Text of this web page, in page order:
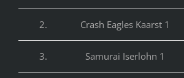
2. Crash Eagles Kaarst 1
3. Samurai Iserlohn 1